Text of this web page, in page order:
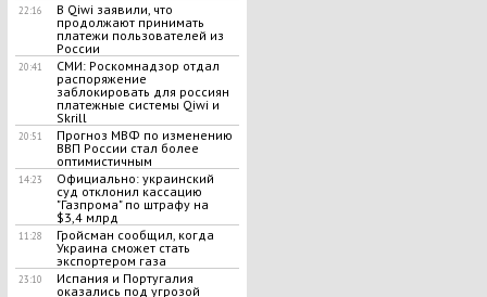
22:16
В Qiwi заявили, что
продолжают принимать
платежи пользователей из
России
20:41
СМИ: Роскомнадзор отдал
распоряжение
заблокировать для россиян
платежные системы Qiwi и
Skrill
20:51
Прогноз МВФ по изменению
ВВП России стал более
оптимистичным
14:23
Официально: украинский
суд отклонил кассацию
"Газпрома" по штрафу на
$3,4 млрд
11:28
Гройсман сообщил, когда
Украина сможет стать
экспортером газа
23:10
Испания и Португалия
оказались под угрозой